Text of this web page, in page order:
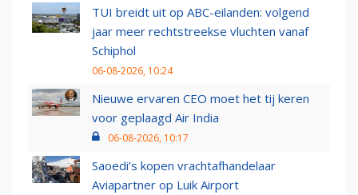
TUI breidt uit op ABC-eilanden: volgend
jaar meer rechtstreekse vluchten vanaf
Schiphol
06-08-2026, 10:24
Nieuwe ervaren CEO moet het tij keren
voor geplaagd Air India
06-08-2026, 10:17
Saoedi’s kopen vrachtafhandelaar
Aviapartner op Luik Airport